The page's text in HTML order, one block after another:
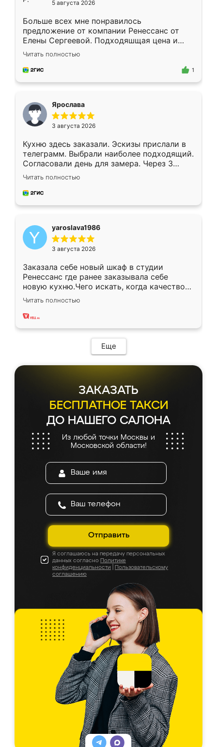
5 августа 2026
Больше всех мне понравилось
предложение от компании Ренессанс от
Елены Сергеевой. Подходяшщая цена и
короткие сроки изготовления. Приехавший
для замера сотрудник Владислав
предложил по моему эскизу самый
Читать полностью
1
Ярослава
3 августа 2026
Кухню здесь заказали. Эскизы прислали в
телеграмм. Выбрали наиболее подходящий.
Согласовали день для замера. Через 3
недели кухня была уже готова. Остались
довольны работой. Спасибо Ренессанс
мебель за качественную работу!
Читать полностью
yaroslava1986
3 августа 2026
Заказала себе новый шкаф в студии
Ренессанс где ранее заказывала себе
новую кухню.Чего искать, когда качеством
вполне довольна. Служит кухня уже почти
два года, нареканий нет.
Читать полностью
Еще
ЗАКАЗАТЬ
БЕСПЛАТНОЕ ТАКСИ
ДО НАШЕГО САЛОНА
Из любой точки Москвы и
Московской области!
Отправить
Я соглашаюсь на передачу персональных
данных согласно Политике
конфиденциальности
Пользовательскому
соглашению